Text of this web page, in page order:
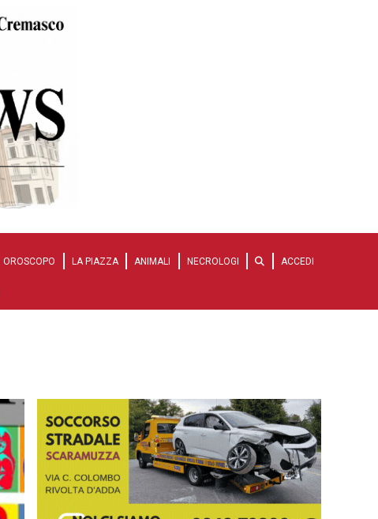
OROSCOPO LA PIAZZA ANIMALI NECROLOGI ACCEDI
La locandina